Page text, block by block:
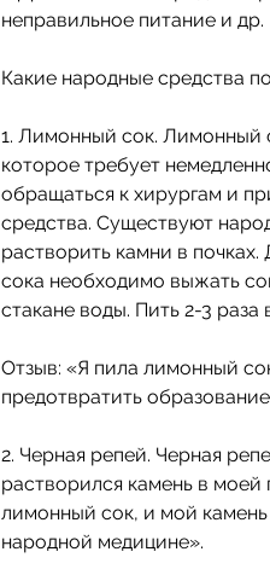
неправильное питание и др.
Какие народные средства
1. Лимонный сок. Лимонный
которое требует
обращаться к хирургам и
средства. Существуют
растворить камни в
сока необходимо выжать
стакане воды. Пить 2-3 раза
Отзыв: «Я пила лимонный
предотвратить
2. Черная репей. Черная
растворился камень в
лимонный сок, и мой камень
народной медицине».